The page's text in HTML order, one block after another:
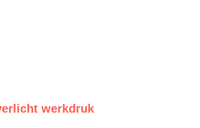
werkdruk